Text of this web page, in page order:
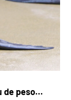
de peso…